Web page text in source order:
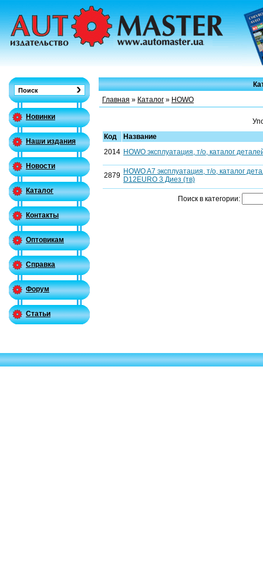
Новинки
Наши издания
Новости
Каталог
Контакты
Оптовикам
Справка
Форум
Статьи
Главная » Каталог » HOWO
Код
Название
2014 HOWO эксплуатация, т/о, каталог
2879 HOWO A7 эксплуатация, т/о, каталог
D12EURO 3 Диез (тв)
Поиск в категории: